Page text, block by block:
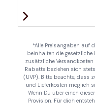
*Alle Preisangaben auf
beinhalten die gesetzliche
zusätzliche
Rabatte beziehen sich
(UVP). Bitte beachte, dass
und Lieferkosten möglich
Wenn Du über einen
Provision. Für dich